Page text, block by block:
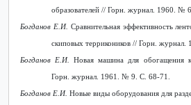
образователей // Горн. журнал. 1960. №
Богданов Е.И. Сравнительная эффективность
скиповых террикоников // Горн.
Богданов Е.И. Новая машина для обогащения
Горн. журнал. 1961. № 9. С. 68-71.
Богданов Е.И. Новые виды оборудования для